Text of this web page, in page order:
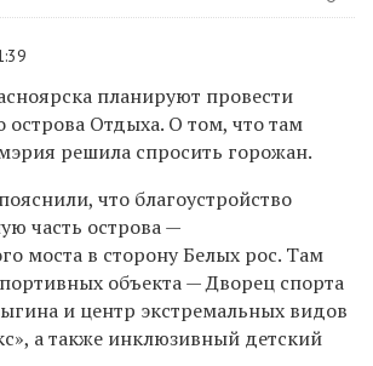
планируют провести
острова Отдыха. О том, что там
решила спросить горожан.
что благоустройство
часть острова —
моста в сторону Белых рос. Там
объекта — Дворец спорта
и центр экстремальных видов
а также инклюзивный детский